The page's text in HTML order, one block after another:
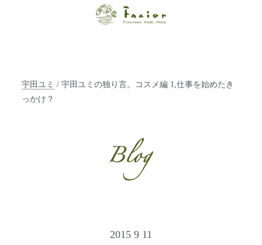
ン ファシオー
ルでご提案しま
す。
宇田ユミ / 宇田ユミの独り言。コスメ編 1,仕事を始めたき
っかけ？
2015 9 11